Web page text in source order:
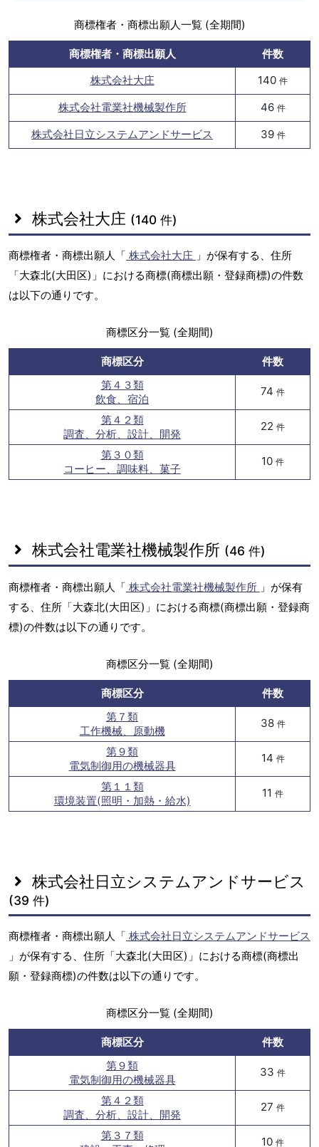
商標権者・商標出願人一覧 (全期間)
商標権者・商標出願人
件数
株式会社大庄
140 件
株式会社電業社機械製作所 46 件
株式会社日立システムアンドサービス 39 件
株式会社大庄 (140 件)
商標権者・商標出願人「 株式会社大庄 」が保有する、住所
「大森北(大田区)」における商標(商標出願・登録商標)の件数
は以下の通りです。
商標区分一覧 (全期間)
商標区分
件数
第４３類
飲食、宿泊
74 件
第４２類
調査、分析、設計、開発
22 件
第３０類
コーヒー、調味料、菓子
10 件
株式会社電業社機械製作所 (46 件)
商標権者・商標出願人「 株式会社電業社機械製作所 」が保有
する、住所「大森北(大田区)」における商標(商標出願・登録商
標)の件数は以下の通りです。
商標区分一覧 (全期間)
商標区分
件数
第７類
工作機械、原動機
38 件
第９類
電気制御用の機械器具
14 件
第１１類
環境装置(照明・加熱・給水)
11 件
株式会社日立システムアンドサービス
(39 件)
商標権者・商標出願人「 株式会社日立システムアンドサービス
」が保有する、住所「大森北(大田区)」における商標(商標出
願・登録商標)の件数は以下の通りです。
商標区分一覧 (全期間)
商標区分
件数
第９類
電気制御用の機械器具
33 件
第４２類
調査、分析、設計、開発
27 件
第３７類
10 件